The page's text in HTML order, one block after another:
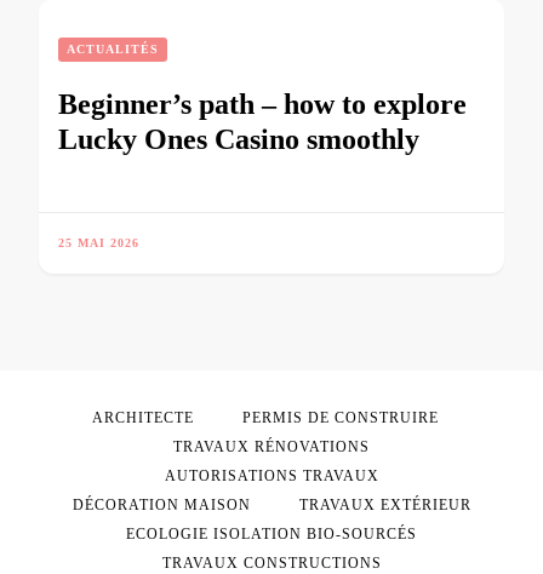
ACTUALITÉS
Beginner’s path – how to explore
Lucky Ones Casino smoothly
25 MAI 2026
ARCHITECTE
PERMIS DE CONSTRUIRE
TRAVAUX RÉNOVATIONS
AUTORISATIONS TRAVAUX
DÉCORATION MAISON
TRAVAUX EXTÉRIEUR
ECOLOGIE ISOLATION BIO-SOURCÉS
TRAVAUX CONSTRUCTIONS